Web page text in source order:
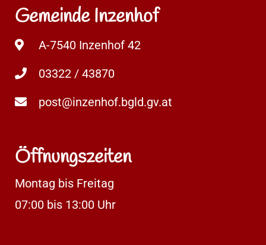
Gemeinde Inzenhof
A-7540 Inzenhof 42
03322 / 43870
post@inzenhof.bgld.gv.at
Öffnungszeiten
Montag bis Freitag
07:00 bis 13:00 Uhr